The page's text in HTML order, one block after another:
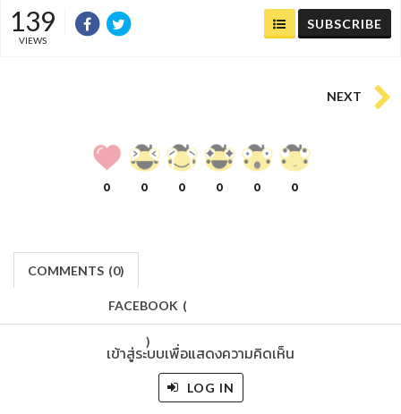
139
VIEWS
SUBSCRIBE
NEXT
0 0 0 0 0 0
COMMENTS (0)
FACEBOOK (
)
เข้าสู่ระบบเพื่อแสดงความคิดเห็น
LOG IN